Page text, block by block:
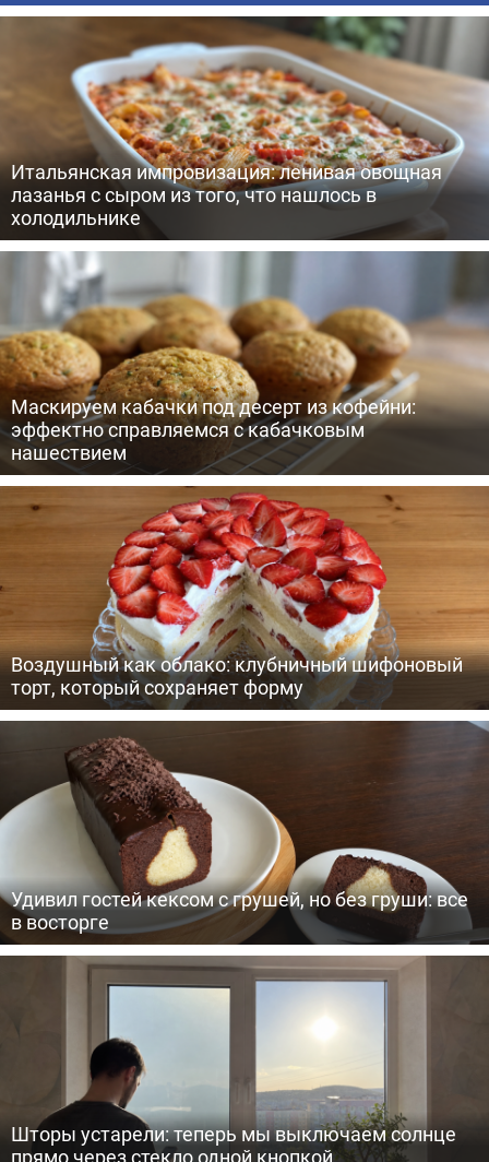
Итальянская импровизация: ленивая овощная
лазанья с сыром из того, что нашлось в
холодильнике
Маскируем кабачки под десерт из кофейни:
эффектно справляемся с кабачковым
нашествием
Воздушный как облако: клубничный шифоновый
торт, который сохраняет форму
Удивил гостей кексом с грушей, но без груши: все
в восторге
Шторы устарели: теперь мы выключаем солнце
прямо через стекло одной кнопкой